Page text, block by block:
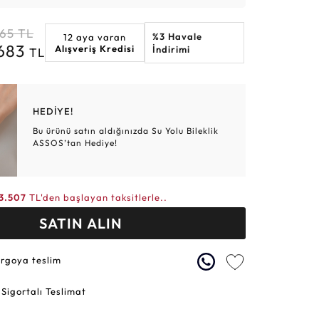
TL
TL
12 aya varan
Alışveriş Kredisi
%3 Havale
İndirimi
HEDİYE!
Bu ürünü satın aldığınızda Su Yolu Bileklik
ASSOS’tan Hediye!
TL'den başlayan taksitlerle..
SATIN ALIN
teslim
Teslimat